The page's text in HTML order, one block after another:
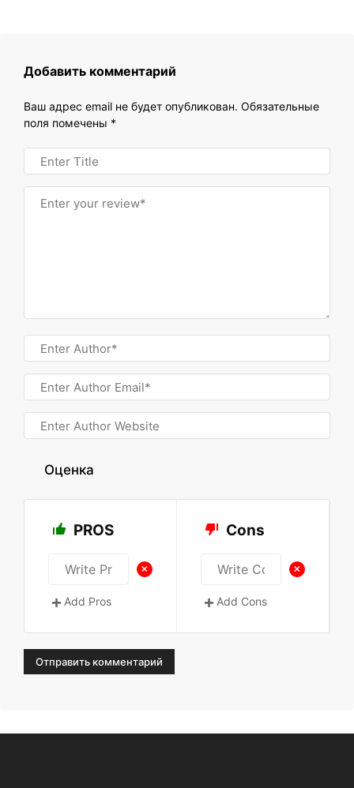
Добавить комментарий
Ваш адрес email не будет опубликован. Обязательные
поля помечены *
Оценка
PROS
+
Add Pros
Cons
+
Add Cons